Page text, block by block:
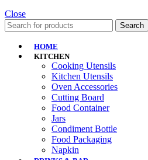
Close
Search
HOME
KITCHEN
Cooking Utensils
Kitchen Utensils
Oven Accessories
Cutting Board
Food Container
Jars
Condiment Bottle
Food Packaging
Napkin